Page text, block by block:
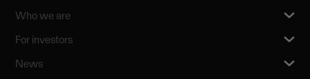
Who we are
For investors
News